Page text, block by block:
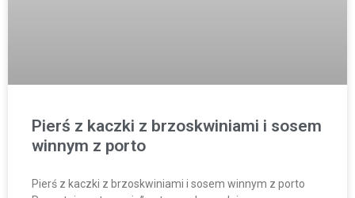
Pierś z kaczki z brzoskwiniami i sosem
winnym z porto
Pierś z kaczki z brzoskwiniami i sosem winnym z porto